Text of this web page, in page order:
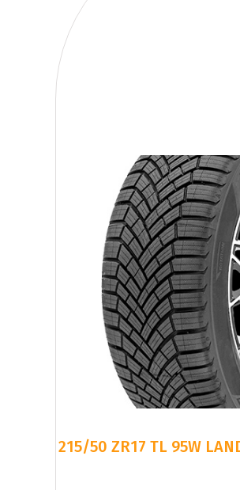
215/50 ZR17 TL 95W